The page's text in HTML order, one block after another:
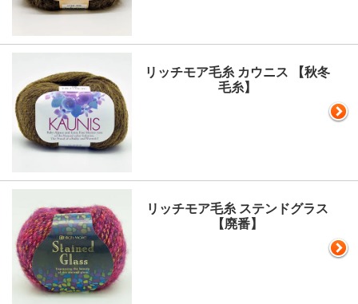
リッチモア毛糸 カウニス 【秋冬
毛糸】
リッチモア毛糸 ステンドグラス
【廃番】